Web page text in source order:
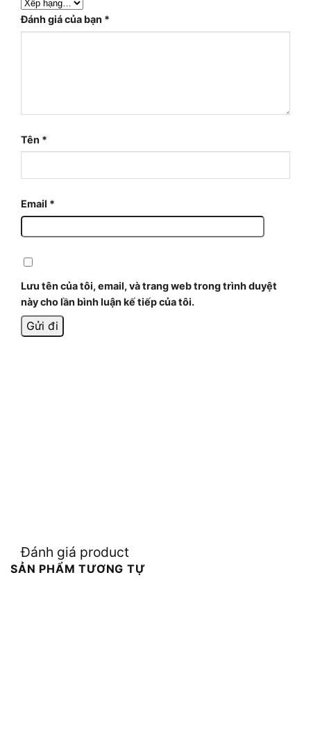
Đánh giá của bạn *
Tên *
Email *
Lưu tên của tôi, email, và trang web trong trình duyệt
này cho lần bình luận kế tiếp của tôi.
Đánh giá product
SẢN PHẨM TƯƠNG TỰ